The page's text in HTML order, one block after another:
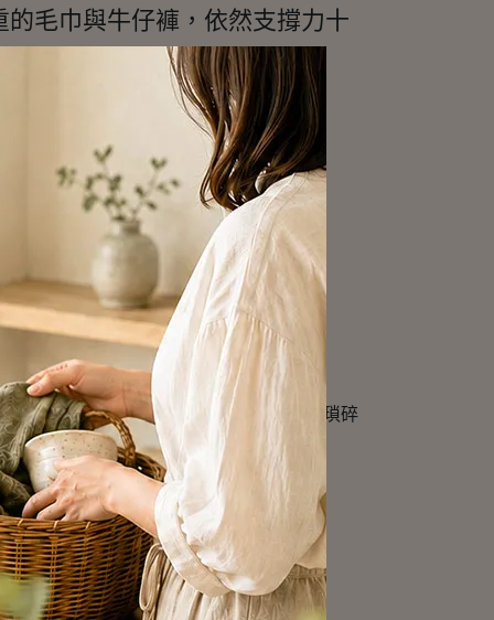
毛巾與牛仔褲，依然支撐力十
灑在純淨的銀色金屬上，晾衣服不再是瑣碎